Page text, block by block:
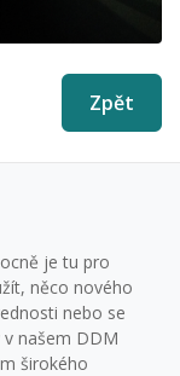
Zpět
je tu pro
něco nového
nebo se
našem DDM
širokého